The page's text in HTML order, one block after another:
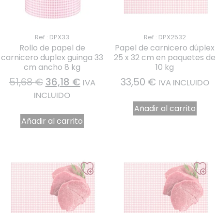
Ref : DPX33
Rollo de papel de
carnicero duplex guinga 33
cm ancho 8 kg
51,68€ 36,18 € IVA
INCLUIDO
Añadir al carrito
Ref : DPX2532
Papel de carnicero dúplex
25 x 32 cm en paquetes de
10 kg
33,50 € IVA INCLUIDO
Añadir al carrito